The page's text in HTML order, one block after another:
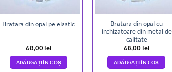
Bratara din opal pe elastic
68,00 lei
ADĂUGAȚI ÎN COȘ
Bratara din opal cu
inchizatoare din metal de
calitate
68,00 lei
ADĂUGAȚI ÎN COȘ